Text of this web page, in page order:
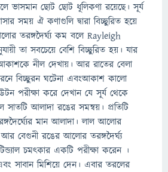
ভাসমান ছোট ছোট ধূলিকণা রয়েছে। সূর্য
সময় ঐ কণাগুলি দ্বারা বিচ্ছুরিত হয়ে
তরঙ্গদৈর্ঘ্য কম বলে Rayleigh
তা সবচেয়ে বেশি বিচ্ছুরিত হয়। যার
নীল দেখায়। আর রাতের বেলা
বিচ্ছুরন ঘটেনা এবংআকাশ কালো
পরীক্ষা করে দেখান যে সূর্য থেকে
আলাদা রঙের সমন্বয়। প্রতিটি
মান আলাদা। লাল আলোর
আর বেগুনী রঙের আলোর তরঙ্গদৈর্ঘ্য
চমৎকার একটি পরীক্ষা করেন ।
সাবান মিশিয়ে দেন। এবার তরলের